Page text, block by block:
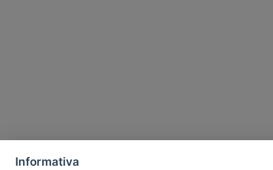
Informativa